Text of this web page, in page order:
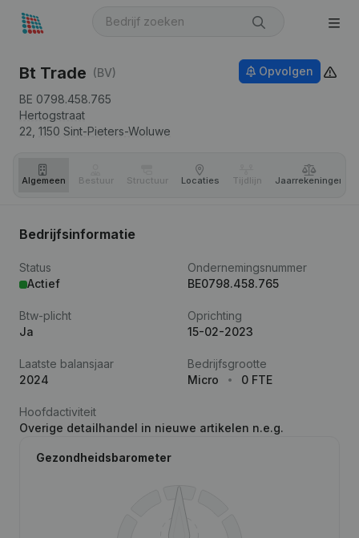
Bt Trade (BV)
BE 0798.458.765
Hertogstraat
22, 1150 Sint-Pieters-Woluwe
Opvolgen
Algemeen Bestuur Structuur Locaties Tijdlijn Jaar­rekeningen
Bedrijfsinformatie
Status
Actief
Ondernemingsnummer
BE0798.458.765
Btw-plicht
Ja
Oprichting
15-02-2023
Laatste balansjaar
2024
Bedrijfsgrootte
Micro
0 FTE
Hoofdactiviteit
Overige detailhandel in nieuwe artikelen n.e.g.
Gezondheidsbarometer